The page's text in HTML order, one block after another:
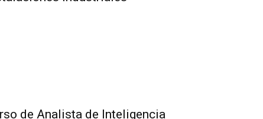
de Analista de Inteligencia